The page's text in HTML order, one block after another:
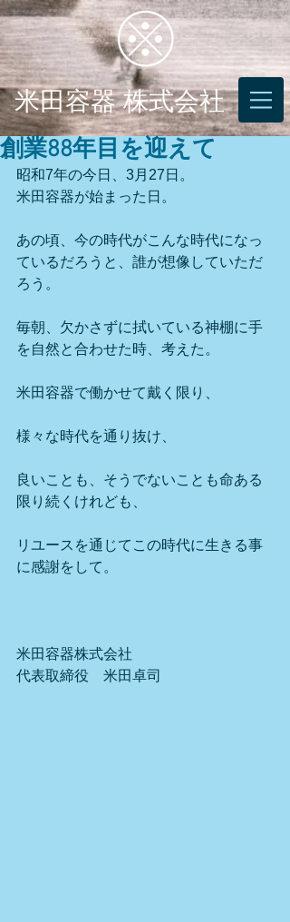
米田容器 株式会社
創業88年目を迎えて
昭和7年の今日、3月27日。
米田容器が始まった日。
あの頃、今の時代がこんな時代になっ
ているだろうと、誰が想像していただ
ろう。
毎朝、欠かさずに拭いている神棚に手
を自然と合わせた時、考えた。
米田容器で働かせて戴く限り、
様々な時代を通り抜け、
良いことも、そうでないことも命ある
限り続くけれども、
リユースを通じてこの時代に生きる事
に感謝をして。
米田容器株式会社
代表取締役　米田卓司